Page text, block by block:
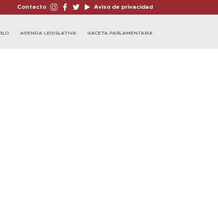
Contacto Aviso de privacidad
AGENDA LEGISLATIVA GACETA PARLAMENTARIA